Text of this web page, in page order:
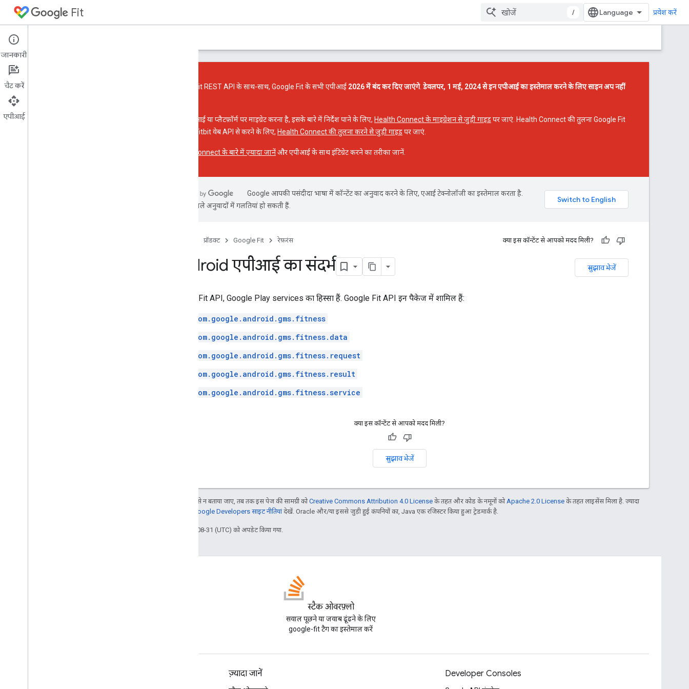
Fit / प्रवेश करें
Android के लिए Fit API
एपीआई का संदर्भ
Google Fit REST API के साथ-साथ, Google Fit के सभी एपीआई 2026 में बंद कर दिए जाएंगे. डेवलपर, 1 मई, 2024 से इन एपीआई का इस्तेमाल करने के लिए साइन अप नहीं
किस एपीआई या प्लैटफ़ॉर्म पर माइग्रेट करना है, इसके बारे में निर्देश पाने के लिए, Health Connect के माइग्रेशन से जुड़ी गाइडपर जाएं. Health Connect की तुलना Google Fit
API और Fitbit वेब API से करने के लिए, Health Connect की तुलना करने से जुड़ी गाइडपर जाएं.
Health Connect के बारे में ज़्यादा जानेंऔर एपीआई के साथ इंटिग्रेट करने का तरीका जानें.
Google आपकी पसंदीदा भाषा में कॉन्टेंट का अनुवाद करने के लिए, एआई टेक्नोलॉजी का इस्तेमाल करता है.
एआई से मिले अनुवादों में गलतियां हो सकती हैं.
प्रॉडक्ट Google Fit रेफ़रंस क्या इस कॉन्टेंट से आपको मदद मिली?
सुझाव भेजें
Android एपीआई का संदर्भ
Google Fit API, Google Play services का हिस्सा हैं. Google Fit API इन पैकेज में शामिल हैं:
com.google.android.gms.fitness
com.google.android.gms.fitness.data
com.google.android.gms.fitness.request
com.google.android.gms.fitness.result
com.google.android.gms.fitness.service
क्या इस कॉन्टेंट से आपको मदद मिली?
सुझाव भेजें
जब तक कुछ अलग से न बताया जाए, तब तक इस पेज की सामग्री कोCreative Commons Attribution 4.0 License के तहत और कोड के नमूनों को Apache 2.0 License के तहत लाइसेंस मिला है. ज़्यादा
Google Developers साइट नीतियांदेखें. Oracle और/या इससे जुड़ी हुई कंपनियों का, Java एक रजिस्टर किया हुआ ट्रेडमार्क है.
आखिरी बार 2025-08-31 (UTC) को अपडेट किया गया.
स्टैक ओवरफ़्लो
सवाल पूछने या जवाब ढूंढने के लिए
google-fit टैग का इस्तेमाल करें
ज़्यादा जानें Developer Consoles
जानकारी
चैट करें
एपीआई